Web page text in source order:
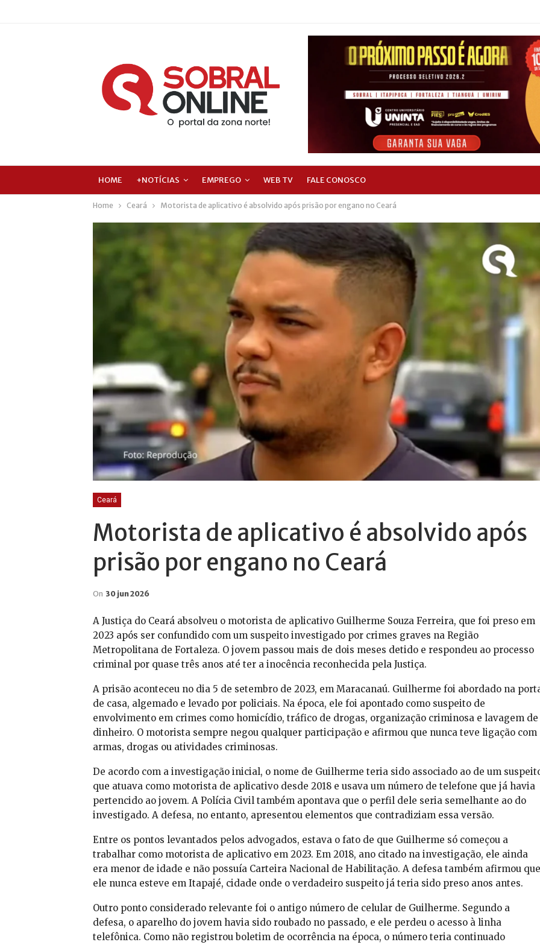
HOME +NOTÍCIAS EMPREGO WEB TV FALE CONOSCO
Home Ceará Motorista de aplicativo é absolvido após prisão por engano no Ceará
Ceará
Motorista de aplicativo é absolvido após
prisão por engano no Ceará
On 30 jun 2026
A Justiça do Ceará absolveu o motorista de aplicativo Guilherme Souza Ferreira, que foi preso em
2023 após ser confundido com um suspeito investigado por crimes graves na Região
Metropolitana de Fortaleza. O jovem passou mais de dois meses detido e respondeu ao processo
criminal por quase três anos até ter a inocência reconhecida pela Justiça.
A prisão aconteceu no dia 5 de setembro de 2023, em Maracanaú. Guilherme foi abordado na
de casa, algemado e levado por policiais. Na época, ele foi apontado como suspeito de
envolvimento em crimes como homicídio, tráfico de drogas, organização criminosa e lavagem de
dinheiro. O motorista sempre negou qualquer participação e afirmou que nunca teve ligação com
armas, drogas ou atividades criminosas.
De acordo com a investigação inicial, o nome de Guilherme teria sido associado ao de um
que atuava como motorista de aplicativo desde 2018 e usava um número de telefone que já havia
pertencido ao jovem. A Polícia Civil também apontava que o perfil dele seria semelhante ao do
investigado. A defesa, no entanto, apresentou elementos que contradiziam essa versão.
Entre os pontos levantados pelos advogados, estava o fato de que Guilherme só começou a
trabalhar como motorista de aplicativo em 2023. Em 2018, ano citado na investigação, ele ainda
era menor de idade e não possuía Carteira Nacional de Habilitação. A defesa também afirmou que
ele nunca esteve em Itapajé, cidade onde o verdadeiro suspeito já teria sido preso anos antes.
Outro ponto considerado relevante foi o antigo número de celular de Guilherme. Segundo a
defesa, o aparelho do jovem havia sido roubado no passado, e ele perdeu o acesso à linha
telefônica. Como não registrou boletim de ocorrência na época, o número teria continuado